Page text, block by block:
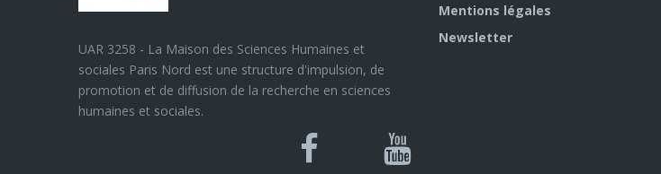
UAR 3258 - La Maison des Sciences Humaines et
sociales Paris Nord est une structure d'impulsion, de
promotion et de diffusion de la recherche en sciences
humaines et sociales.
Bluesky
Canal
Mentions légales
Newsletter